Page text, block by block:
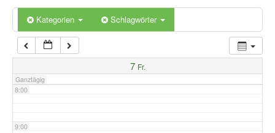
Kategorien Schlagwörter
7 Fr.
Ganztägig
7:00
8:00
9:00